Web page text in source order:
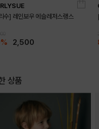
수] 레인보우 에슬레저스랭스
2,500
상품